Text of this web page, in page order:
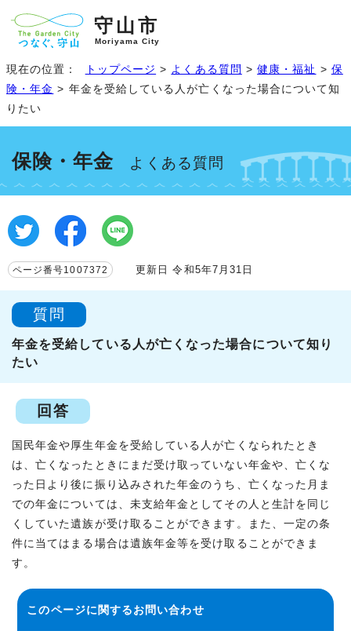
守山市
Moriyama City
現在の位置： トップページ > よくある質問 >健康・福祉 > 保
険・年金 > 年金を受給している人が亡くなった場合について知
りたい
保険・年金 よくある質問
ページ番号1007372 更新日 令和5年7月31日
質問
年金を受給している人が亡くなった場合について知り
たい
回答
国民年金や厚生年金を受給している人が亡くなられたとき
は、亡くなったときにまだ受け取っていない年金や、亡くな
った日より後に振り込みされた年金のうち、亡くなった月ま
での年金については、未支給年金としてその人と生計を同じ
くしていた遺族が受け取ることができます。また、一定の条
件に当てはまる場合は遺族年金等を受け取ることができま
す。
このページに関するお問い合わせ